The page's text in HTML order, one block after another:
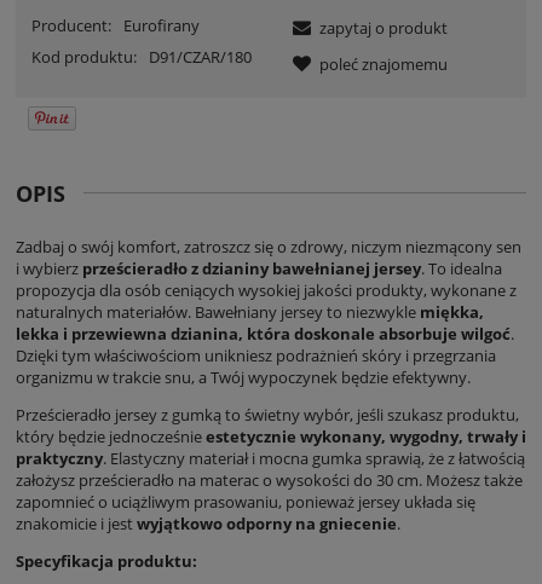
Producent:
Eurofirany
Kod produktu:
D91/CZAR/180
zapytaj o produkt
poleć znajomemu
OPIS
Zadbaj o swój komfort, zatroszcz się o zdrowy, niczym niezmącony sen
i wybierz prześcieradło z dzianiny bawełnianej jersey. To idealna
propozycja dla osób ceniących wysokiej jakości produkty, wykonane z
naturalnych materiałów. Bawełniany jersey to niezwykle miękka,
lekka i przewiewna dzianina, która doskonale absorbuje wilgoć.
Dzięki tym właściwościom unikniesz podrażnień skóry i przegrzania
organizmu w trakcie snu, a Twój wypoczynek będzie efektywny.
Prześcieradło jersey z gumką to świetny wybór, jeśli szukasz produktu,
który będzie jednocześnieestetycznie wykonany, wygodny, trwały i
praktyczny. Elastyczny materiał i mocna gumka sprawią, że z łatwością
założysz prześcieradło na materac o wysokości do 30 cm. Możesz także
zapomnieć o uciążliwym prasowaniu, ponieważ jersey układa się
znakomicie i jestwyjątkowo odporny na gniecenie.
Specyfikacja produktu: